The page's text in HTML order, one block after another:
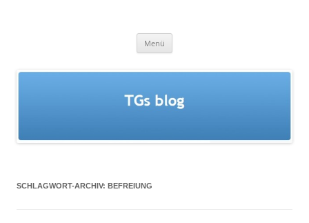
Menü
SCHLAGWORT-ARCHIV: BEFREIUNG